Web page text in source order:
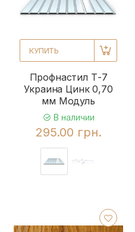
КУПИТЬ
Профнастил Т-7
Украина Цинк 0,70
мм Модуль
В наличии
295.00 грн.